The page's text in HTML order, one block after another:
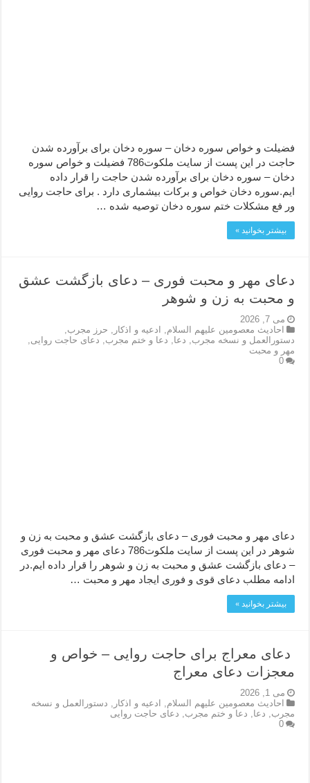
فضیلت و خواص سوره دخان – سوره دخان برای برآورده شدن
حاجت در این پست از سایت ملکوت786 فضیلت و خواص سوره
دخان – سوره دخان برای برآورده شدن حاجت را قرار داده
ایم.سوره دخان خواص و برکات بیشماری دارد . برای حاجت روایی
ور فع مشکلات ختم سوره دخان توصیه شده …
بیشتر بخوانید »
دعای مهر و محبت فوری – دعای بازگشت عشق
و محبت به زن و شوهر
می 7, 2026
احاديث معصومين عليهم السلام, ادعيه و اذكار , حرز مجرب,
دستورالعمل و نسخه مجرب, دعا, دعا و ختم مجرب, دعای حاجت روایی,
مهر و محبت
0
دعای مهر و محبت فوری – دعای بازگشت عشق و محبت به زن و
شوهر در این پست از سایت ملکوت786 دعای مهر و محبت فوری
– دعای بازگشت عشق و محبت به زن و شوهر را قرار داده ایم.در
ادامه مطلب دعای قوی و فوری ایجاد مهر و محبت …
بیشتر بخوانید »
دعای معراج برای حاجت روایی – خواص و
معجزات دعای معراج
می 1, 2026
احاديث معصومين عليهم السلام, ادعيه و اذكار , دستورالعمل و نسخه
مجرب, دعا, دعا و ختم مجرب, دعای حاجت روایی
0